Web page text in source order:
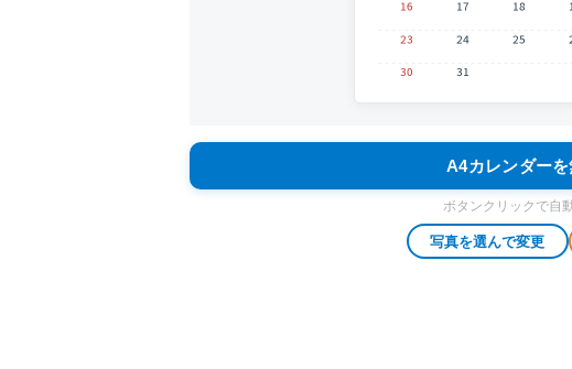
A4カレンダー
ボタンクリックで自
写真を選んで変更